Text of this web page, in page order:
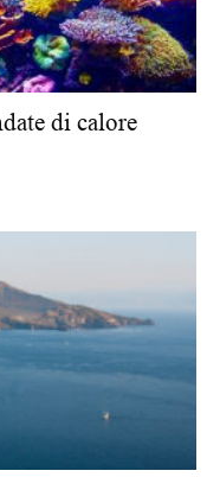
di calore